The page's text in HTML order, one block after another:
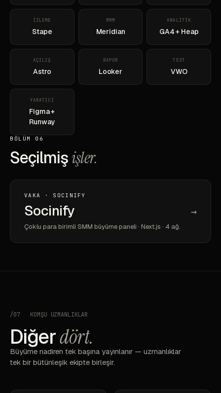
İZLEME
Stape
MMM
Meridian
ANALİTİK
GA4 + Heap
AÇILIŞ
Astro
RAPOR
Looker
TEST
VWO
YARATICI
Figma +
Runway
BÖLÜM 06
Seçilmişişler.
VAKA · SOCINIFY
Socinify
Çoklu para birimli SMM büyüme paneli · Next.js · 4 ağ.
→
/07KOMŞU UZMANLIKLAR
Diğerdört.
Büyüme nadiren tek başına yayınlanır — uzmanlıklar
tek bir bütünleşik ekipte birleşir.